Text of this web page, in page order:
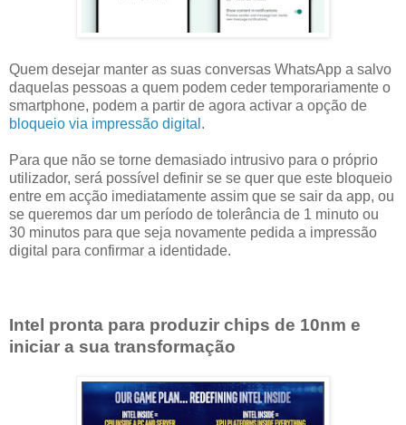
Quem desejar manter as suas conversas WhatsApp a salvo
daquelas pessoas a quem podem ceder temporariamente o
smartphone, podem a partir de agora activar a opção de
bloqueio via impressão digital .
Para que não se torne demasiado intrusivo para o próprio
utilizador, será possível definir se se quer que este bloqueio
entre em acção imediatamente assim que se sair da app, ou
se queremos dar um período de tolerância de 1 minuto ou
30 minutos para que seja novamente pedida a impressão
digital para confirmar a identidade.
Intel pronta para produzir chips de 10nm e
iniciar a sua transformação